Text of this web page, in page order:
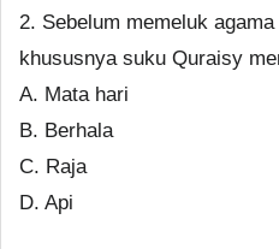
2. Sebelum memeluk
khususnya suku Quraisy
A. Mata hari
B. Berhala
C. Raja
D. Api